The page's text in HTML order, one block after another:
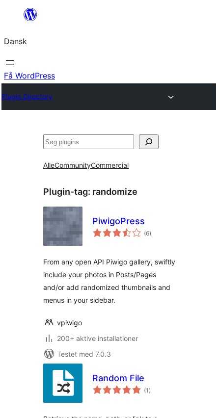
Spring
indhold
Dansk
Få WordPress
Plugin Directory
Søg
AlleCommunityCommercial
Plugin-tag: randomize
PiwigoPress
(6totale
bedømmelser
)
From any open API Piwigo gallery, swiftly
include your photos in Posts/Pages
and/or add randomized thumbnails and
menus in your sidebar.
vpiwigo
200+ aktive installationer
Testet med 7.0.3
Random File
(1 totale
bedømmelser
)